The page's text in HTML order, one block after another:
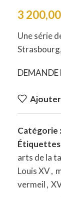
3 200,00
Une série
DEMANDE
Catégorie :
Étiquettes
arts de la
Louis XV,
vermeil,